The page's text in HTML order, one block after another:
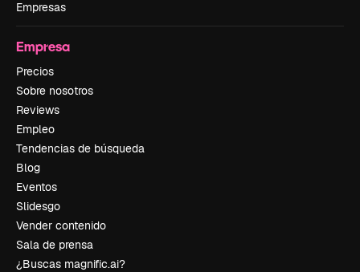
Empresas
Empresa
Precios
Sobre nosotros
Reviews
Empleo
Tendencias de búsqueda
Blog
Eventos
Slidesgo
Vender contenido
Sala de prensa
¿Buscas magnific.ai?